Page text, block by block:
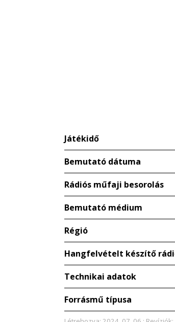
Játékidő
Bemutató dátuma
Rádiós műfaji besorolás
Bemutató médium
Régió
Hangfelvételt készítő
Technikai adatok
Forrásmű típusa